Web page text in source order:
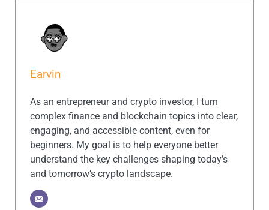
Earvin
As an entrepreneur and crypto investor, I turn
complex finance and blockchain topics into clear,
engaging, and accessible content, even for
beginners. My goal is to help everyone better
understand the key challenges shaping today’s
and tomorrow’s crypto landscape.